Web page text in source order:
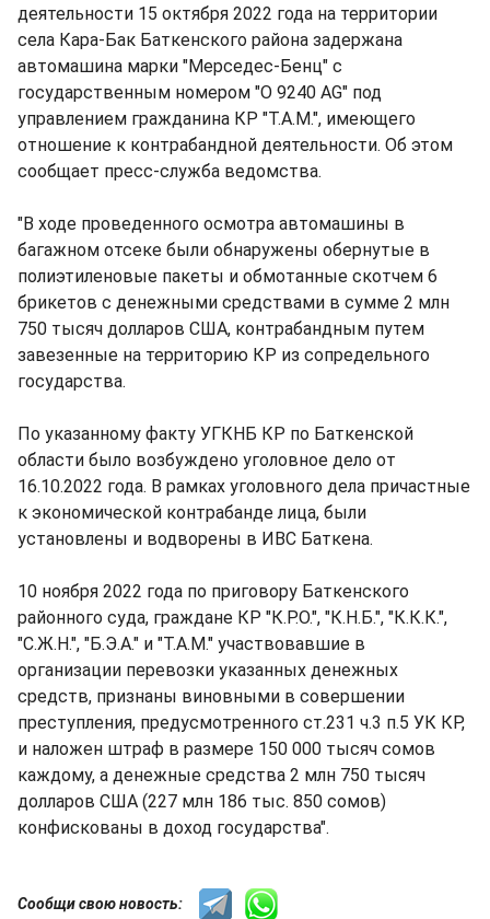
деятельности 15 октября 2022 года на территории
села Кара-Бак Баткенского района задержана
автомашина марки "Мерседес-Бенц" с
государственным номером "O 9240 AG" под
управлением гражданина КР "Т.А.М.", имеющего
отношение к контрабандной деятельности. Об этом
сообщает пресс-служба ведомства.
"В ходе проведенного осмотра автомашины в
багажном отсеке были обнаружены обернутые в
полиэтиленовые пакеты и обмотанные скотчем 6
брикетов с денежными средствами в сумме 2 млн
750 тысяч долларов США, контрабандным путем
завезенные на территорию КР из сопредельного
государства.
По указанному факту УГКНБ КР по Баткенской
области было возбуждено уголовное дело от
16.10.2022 года. В рамках уголовного дела причастные
к экономической контрабанде лица, были
установлены и водворены в ИВС Баткена.
10 ноября 2022 года по приговору Баткенского
районного суда, граждане КР "К.Р.О.", "К.Н.Б.", "К.К.К.",
"С.Ж.Н.", "Б.Э.А." и "Т.А.М." участвовавшие в
организации перевозки указанных денежных
средств, признаны виновными в совершении
преступления, предусмотренного ст.231 ч.3 п.5 УК КР,
и наложен штраф в размере 150 000 тысяч сомов
каждому, а денежные средства 2 млн 750 тысяч
долларов США (227 млн 186 тыс. 850 сомов)
конфискованы в доход государства".
Сообщи свою новость: